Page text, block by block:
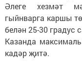
Әлеге хезмәт
гыйнварга каршы
белән 25-30 градус
Казанда
кадәр җитә.